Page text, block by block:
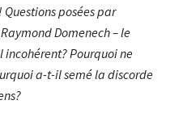
posées par
Domenech – le
incohérent? Pourquoi ne
a-t-il semé la discorde